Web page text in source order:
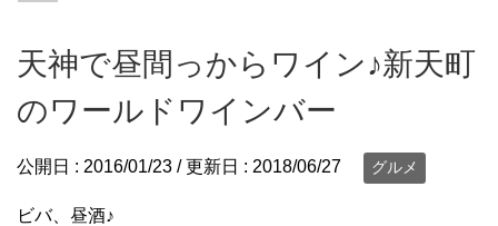
天神で昼間っからワイン♪新天町
のワールドワインバー
公開日 : 2016/01/23 / 更新日 : 2018/06/27 グルメ
ビバ、昼酒♪